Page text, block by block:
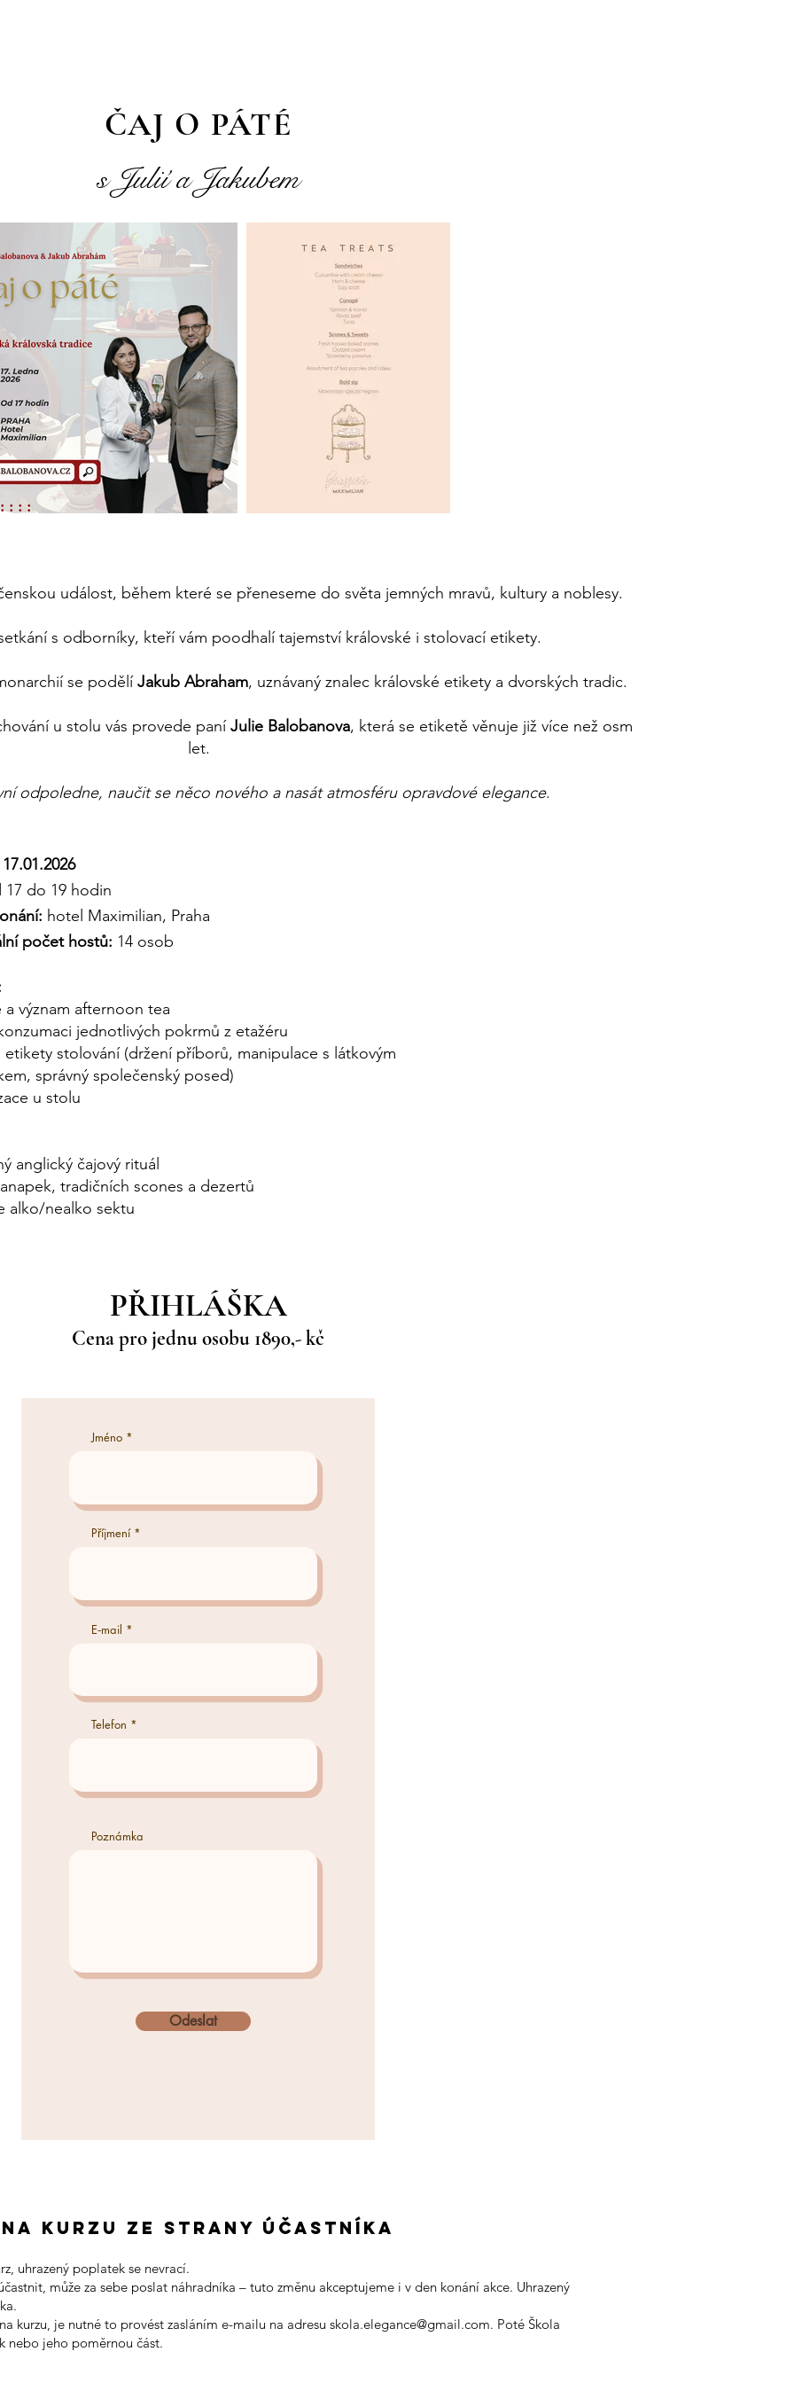
ČAJ O PÁTÉ
s Julií a Jakubem
událost, během které se přeneseme do světa jemných mravů, kultury a noblesy.
s odborníky, kteří vám poodhalí tajemství královské i stolovací etikety.
se podělíJakub Abraham, uznávaný znalec královské etikety a dvorských tradic.
u stolu vás provede paníJulie Balobanova, která se etiketě věnuje již více než osm
let.
odpoledne, naučit se něco nového a nasát atmosféru opravdové elegance.
17 do 19 hodin
hotel Maximilian, Praha
počet hostů: 14 osob
a význam afternoon tea
jednotlivých pokrmů z etažéru
etikety stolování (držení příborů, manipulace s látkovým
správný společenský posed)
u stolu
anglický čajový rituál
tradičních scones a dezertů
alko/nealko sektu
PŘIHLÁŠKA
Cena pro jednu osobu 1890,- kč
Jméno
Příjmení
E‑mail
Telefon
Poznámka
Odeslat
kurzu ze strany účastníka
uhrazený poplatek se nevrací.
může za sebe poslat náhradníka – tuto změnu akceptujeme i v den konání akce. Uhrazený
kurzu, je nutné to provést zasláním e-mailu na adresu skola.elegance@gmail.com. Poté Škola
nebo jeho poměrnou část.